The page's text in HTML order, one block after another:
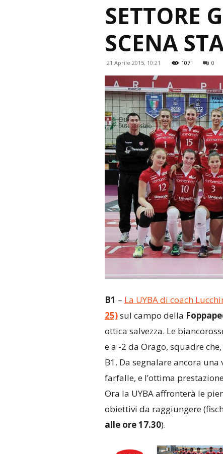
SETTORE
SCENA
21 Aprile 2015, 10:21 107 0
B1 – La UYBA di coach
25)sul campo della
ottica salvezza. Le
e a -2 da Orago, squadre
B1. Da segnalare ancora
farfalle, e l’ottima
Ora la UYBA affronterà le
obiettivi da raggiungere
alle ore 17.30).